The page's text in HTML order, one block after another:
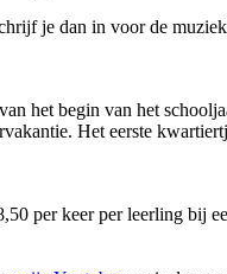
je dan in voor de
het begin van het
Het eerste
per keer per leerling bij